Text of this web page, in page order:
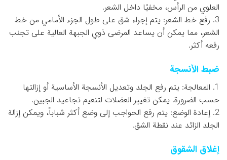
العلوي من الرأس، مخفيًا داخل الشعر.
3. رفع خط الشعر: يتم إجراء شق على طول الجزء الأمامي من خط
الشعر، مما يمكن أن يساعد المرضى ذوي الجبهة العالية على تجنب
رفعه أكثر.
ضبط الأنسجة
1. المعالجة: يتم رفع الجلد وتعديل الأنسجة الأساسية أو إزالتها
حسب الضرورة. يمكن تغيير العضلات لتنعيم تجاعيد الجبين.
2. إعادة الوضع: يتم رفع الحواجب إلى وضع أكثر شباباً، ويمكن إزالة
الجلد الزائد عند نقطة الشق.
إغلاق الشقوق